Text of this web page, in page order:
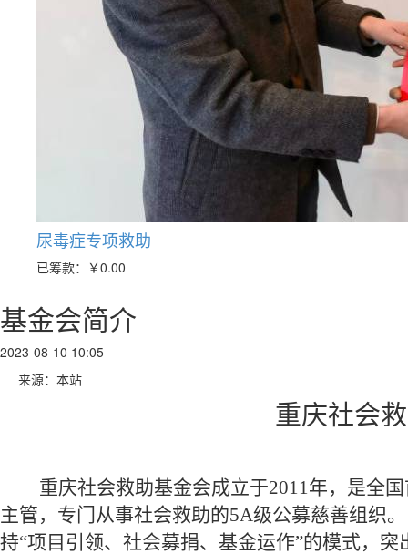
尿毒症专项救助
已筹款： ￥0.00
基金会简介
2023-08-10 10:05
来源：本站
重庆社会
重庆社会救助基金会成立于2011年，是全
主管，专门从事社会救助的5A级公募慈善组织
持“项目引领、社会募捐、基金运作”的模式，